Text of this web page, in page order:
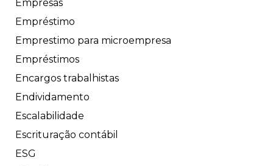
Empresas
Empréstimo
Emprestimo para microempresa
Empréstimos
Encargos trabalhistas
Endividamento
Escalabilidade
Escrituração contábil
ESG